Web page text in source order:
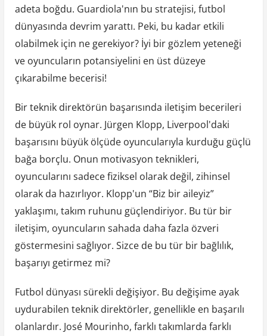
adeta boğdu. Guardiola'nın bu stratejisi, futbol
dünyasında devrim yarattı. Peki, bu kadar etkili
olabilmek için ne gerekiyor? İyi bir gözlem yeteneği
ve oyuncuların potansiyelini en üst düzeye
çıkarabilme becerisi!
Bir teknik direktörün başarısında iletişim becerileri
de büyük rol oynar. Jürgen Klopp, Liverpool'daki
başarısını büyük ölçüde oyuncularıyla kurduğu güçlü
bağa borçlu. Onun motivasyon teknikleri,
oyuncularını sadece fiziksel olarak değil, zihinsel
olarak da hazırlıyor. Klopp'un “Biz bir aileyiz”
yaklaşımı, takım ruhunu güçlendiriyor. Bu tür bir
iletişim, oyuncuların sahada daha fazla özveri
göstermesini sağlıyor. Sizce de bu tür bir bağlılık,
başarıyı getirmez mi?
Futbol dünyası sürekli değişiyor. Bu değişime ayak
uydurabilen teknik direktörler, genellikle en başarılı
olanlardır. José Mourinho, farklı takımlarda farklı